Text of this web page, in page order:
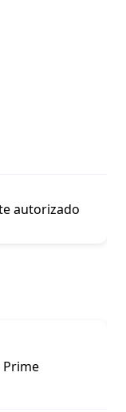
autorizado
Prime